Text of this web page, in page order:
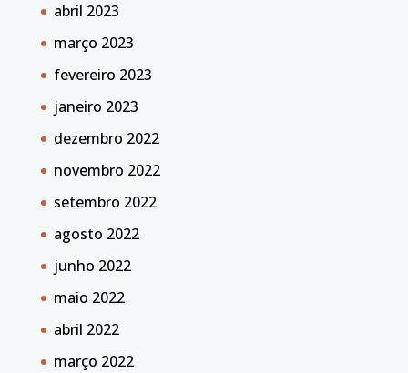
abril 2023
março 2023
fevereiro 2023
janeiro 2023
dezembro 2022
novembro 2022
setembro 2022
agosto 2022
junho 2022
maio 2022
abril 2022
março 2022